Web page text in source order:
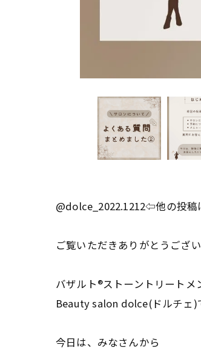
@dolce_2022.1212⇦他の投稿
ご覧いただきありがとうござ
バザルト®ストーントリートメ
Beauty salon dolce(ドルチェ)
今日は、みなさんから